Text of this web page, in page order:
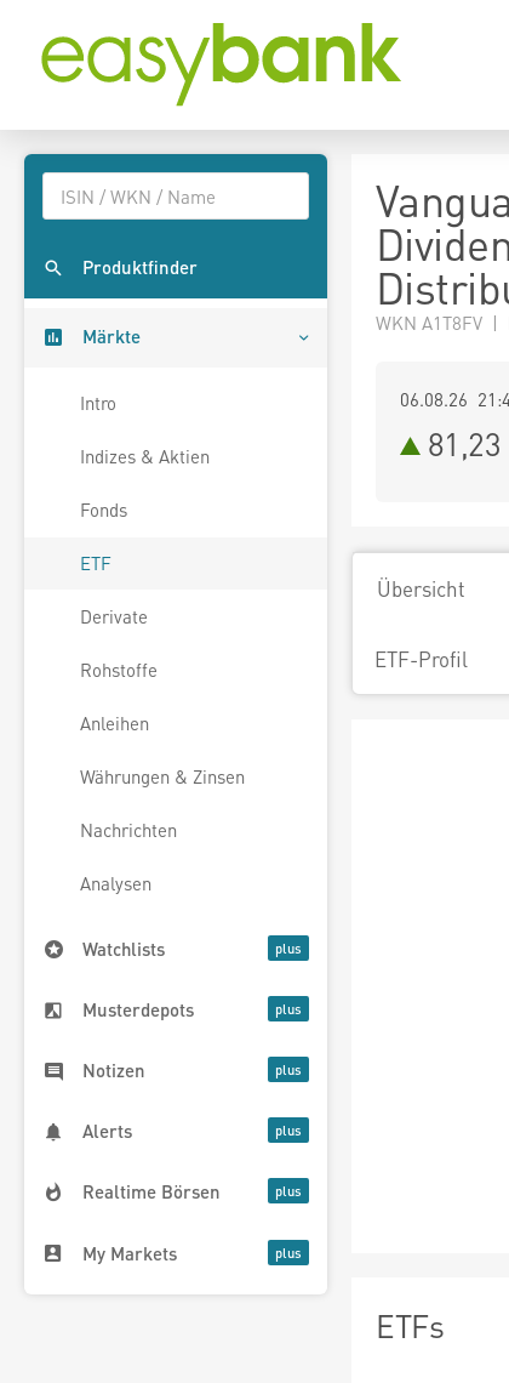
Produktfinder
Märkte
Intro
Indizes & Aktien
Fonds
ETF
Derivate
Rohstoffe
Anleihen
Währungen & Zinsen
Nachrichten
Analysen
Watchlists
Musterdepots
Notizen
Alerts
Realtime Börsen
My Markets
WKN A1T8FV |
06.08.26
81,23
Übersicht
ETF-Profil
ETFs